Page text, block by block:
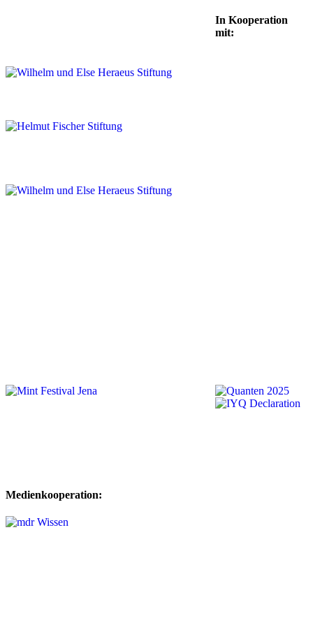
In Kooperation
mit:
Medienkooperation: